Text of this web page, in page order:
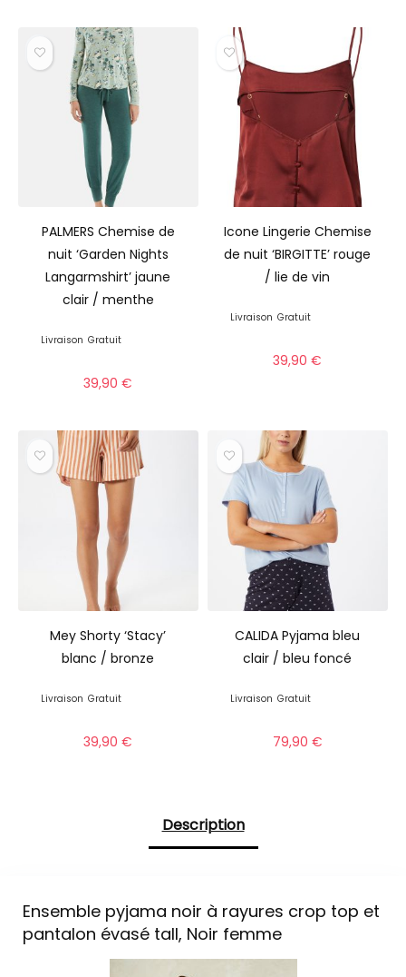
PALMERS Chemise de
nuit ‘Garden Nights
Langarmshirt’ jaune
clair / menthe
Livraison Gratuit
39,90€
Icone Lingerie Chemise
de nuit ‘BIRGITTE’ rouge
/ lie de vin
Livraison Gratuit
39,90€
Mey Shorty ‘Stacy’
blanc / bronze
Livraison Gratuit
39,90€
CALIDA Pyjama bleu
clair / bleu foncé
Livraison Gratuit
79,90 €
Description
Ensemble pyjama noir à rayures crop top et
pantalon évasé tall, Noir femme